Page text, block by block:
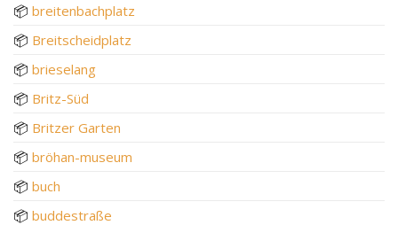
📦 breitenbachplatz
📦 Breitscheidplatz
📦 brieselang
📦 Britz-Süd
📦 Britzer Garten
📦 bröhan-museum
📦 buch
📦 buddestraße